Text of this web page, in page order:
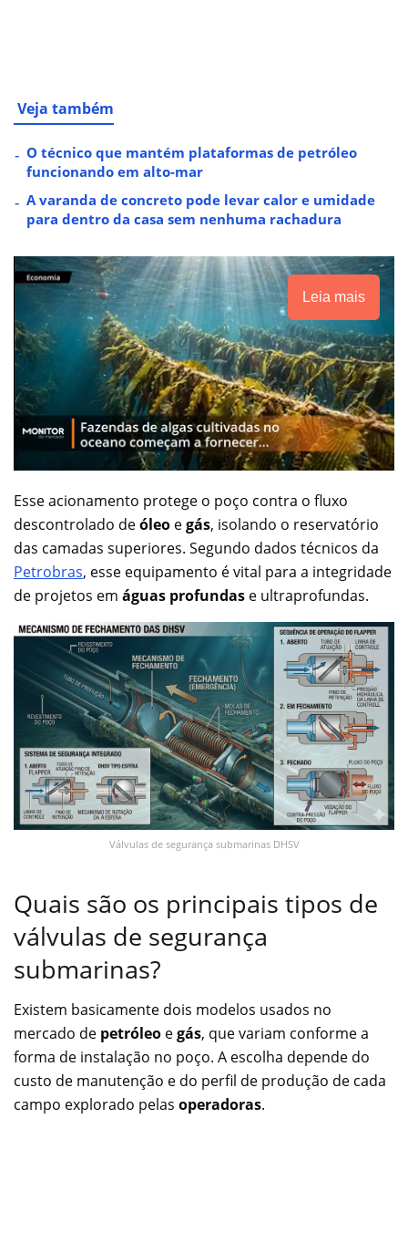
Veja também
O técnico que mantém plataformas de petróleo
funcionando em alto-mar
A varanda de concreto pode levar calor e umidade
para dentro da casa sem nenhuma rachadura
Leia mais
Esse acionamento protege o poço contra o fluxo
descontrolado deóleo egás, isolando o reservatório
das camadas superiores. Segundo dados técnicos da
Petrobras, esse equipamento é vital para a integridade
de projetos em águas profundas e ultraprofundas.
Válvulas de segurança submarinas DHSV
Quais são os principais tipos de
válvulas de segurança
submarinas?
Existem basicamente dois modelos usados no
mercado de petróleo egás, que variam conforme a
forma de instalação no poço. A escolha depende do
custo de manutenção e do perfil de produção de cada
campo explorado pelas operadoras.